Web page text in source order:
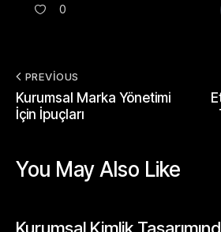
0
PREVIOUS
Kurumsal Marka Yönetimi
İçin İpuçları
You May Also Like